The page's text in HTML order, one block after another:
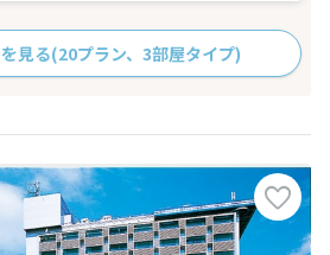
見る(20プラン、3部屋タイプ)